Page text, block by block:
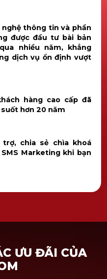
nghệ thông tin và phần
được đầu tư bài bản
nhiều năm, khẳng
dịch vụ ổn định vượt
hàng cao cấp đã
hơn 20 năm
trợ, chia sẻ chìa khoá
Marketing khi bạn
ƯU ĐÃI CỦA